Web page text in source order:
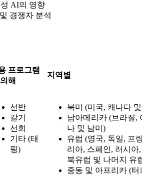
AI의 영향
경쟁자 분석
프로그램
해
지역별
선반
갈기
선회
기타 (태
핑)
북미 (미국, 캐나다
남아메리카 (브라질,
나 및 남미)
유럽 ​​(영국, 독일, 프
리아, 스페인, 러시아
북유럽 및 나머지 유
중동 및 아프리카 (터